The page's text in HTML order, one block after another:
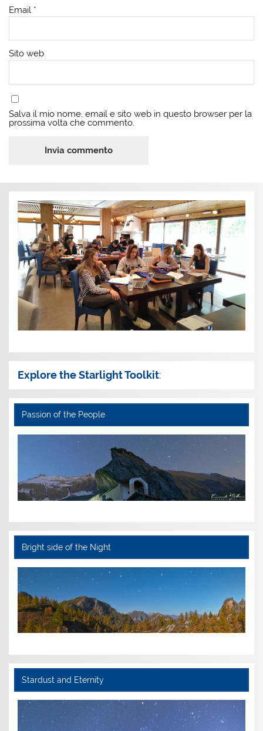
Email *
Sito web
Salva il mio nome, email e sito web in questo browser per la
prossima volta che commento.
Explore the Starlight Toolkit:
Passion of the People
Bright side of the Night
Stardust and Eternity